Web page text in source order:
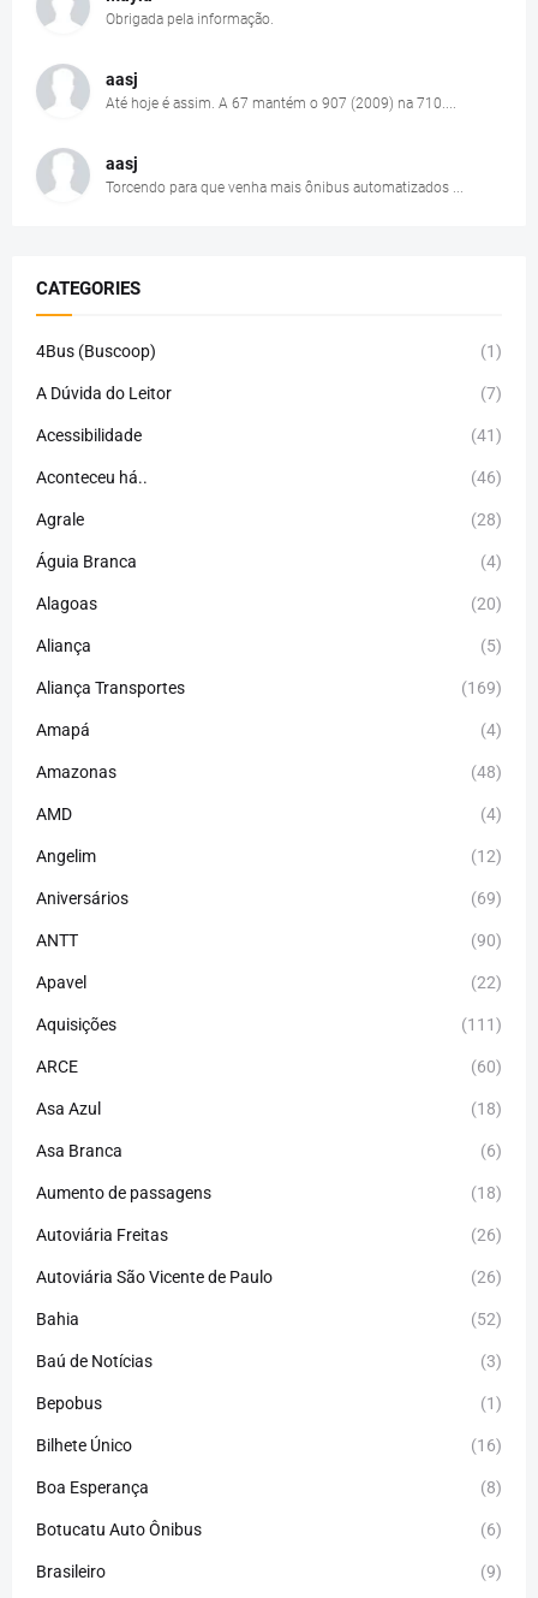
Obrigada pela informação.
aasj
Até hoje é assim. A 67 mantém o 907 (2009) na 710....
aasj
Torcendo para que venha mais ônibus automatizados ...
CATEGORIES
4Bus (Buscoop) (1)
A Dúvida do Leitor (7)
Acessibilidade (41)
Aconteceu há.. (46)
Agrale (28)
Águia Branca (4)
Alagoas (20)
Aliança (5)
Aliança Transportes (169)
Amapá (4)
Amazonas (48)
AMD (4)
Angelim (12)
Aniversários (69)
ANTT (90)
Apavel (22)
Aquisições (111)
ARCE (60)
Asa Azul (18)
Asa Branca (6)
Aumento de passagens (18)
Autoviária Freitas (26)
Autoviária São Vicente de Paulo (26)
Bahia (52)
Baú de Notícias (3)
Bepobus (1)
Bilhete Único (16)
Boa Esperança (8)
Botucatu Auto Ônibus (6)
Brasileiro (9)